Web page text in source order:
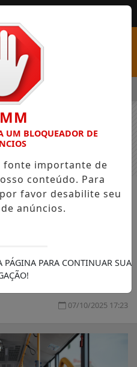
E SALÁRIOS QUE CHEGAM
ônibus do
Zero em Palmas.
07/10/2025 17:23
UM BLOQUEADOR DE
fonte importante de
conteúdo. Para
favor desabilite seu
anúncios.
PÁGINA PARA CONTINUAR SUA